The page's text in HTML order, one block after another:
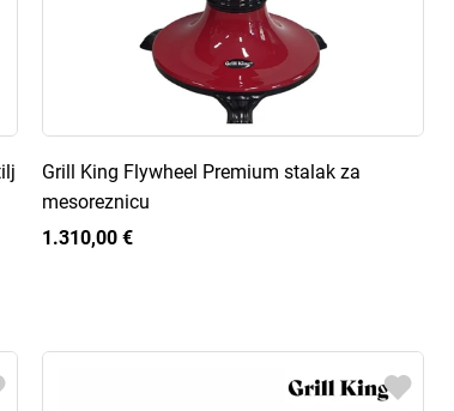
Grill King Flywheel Premium stalak za
mesoreznicu
1.310,00 €